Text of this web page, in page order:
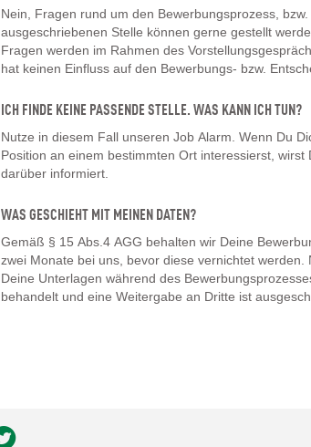
Nein, Fragen rund um den Bewerbungsprozess,
ausgeschriebenen Stelle können gerne gestellt
Fragen werden im Rahmen des
hat keinen Einfluss auf den Bewerbungs- bzw.
ICH FINDE KEINE PASSENDE STELLE. WAS KANN ICH TUN?
Nutze in diesem Fall unseren Job Alarm. Wenn Du
Position an einem bestimmten Ort interessierst, wirst
darüber informiert.
WAS GESCHIEHT MIT MEINEN DATEN?
Gemäß § 15 Abs.4 AGG behalten wir Deine
zwei Monate bei uns, bevor diese vernichtet werden.
Deine Unterlagen während des
behandelt und eine Weitergabe an Dritte ist